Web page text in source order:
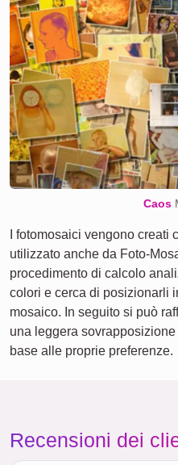
Caos
I fotomosaici vengono creati
utilizzato anche da Foto-
procedimento di calcolo
colori e cerca di posizionarli
mosaico. In seguito si può
una leggera
base alle proprie preferenze.
Recensioni dei